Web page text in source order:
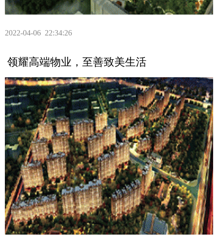
2022-04-06 22:34:26
领耀高端物业，至善致美生活